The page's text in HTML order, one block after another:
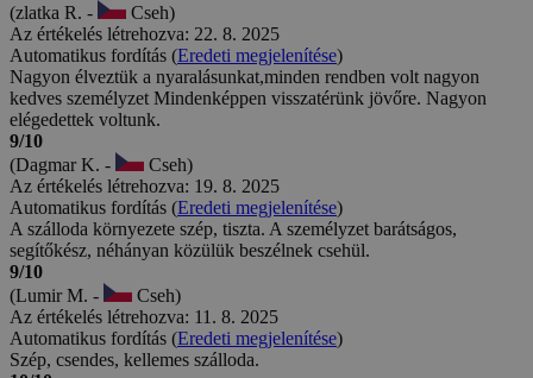
(zlatka R. -
Cseh)
Az értékelés létrehozva: 22. 8. 2025
Automatikus fordítás (Eredeti megjelenítése)
Nagyon élveztük a nyaralásunkat,minden rendben volt nagyon
kedves személyzet Mindenképpen visszatérünk jövőre. Nagyon
elégedettek voltunk.
9/10
(Dagmar K. -
Cseh)
Az értékelés létrehozva: 19. 8. 2025
Automatikus fordítás (Eredeti megjelenítése)
A szálloda környezete szép, tiszta. A személyzet barátságos,
segítőkész, néhányan közülük beszélnek csehül.
9/10
(Lumir M. -
Cseh)
Az értékelés létrehozva: 11. 8. 2025
Automatikus fordítás (Eredeti megjelenítése)
Szép, csendes, kellemes szálloda.